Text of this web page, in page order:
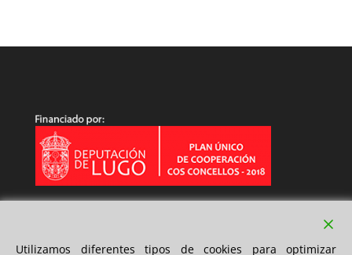
Utilizamos diferentes tipos de cookies para optimizar